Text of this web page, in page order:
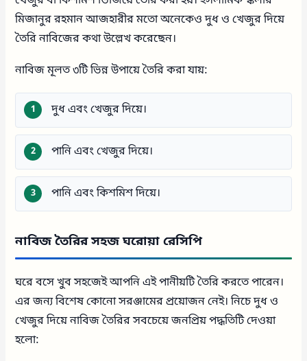
মিজানুর রহমান আজহারীর মতো অনেকেও দুধ ও খেজুর দিয়ে
তৈরি নাবিজের কথা উল্লেখ করেছেন।
নাবিজ মূলত ৩টি ভিন্ন উপায়ে তৈরি করা যায়:
দুধ এবং খেজুর দিয়ে।
পানি এবং খেজুর দিয়ে।
পানি এবং কিশমিশ দিয়ে।
নাবিজ তৈরির সহজ ঘরোয়া রেসিপি
ঘরে বসে খুব সহজেই আপনি এই পানীয়টি তৈরি করতে পারেন।
এর জন্য বিশেষ কোনো সরঞ্জামের প্রয়োজন নেই। নিচে দুধ ও
খেজুর দিয়ে নাবিজ তৈরির সবচেয়ে জনপ্রিয় পদ্ধতিটি দেওয়া
হলো: